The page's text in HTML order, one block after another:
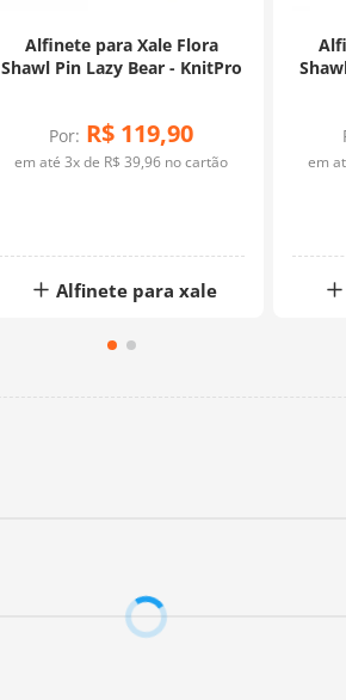
Alfinete para Xale Flora
Shawl Pin Lazy Bear - KnitPro
Por: R$ 119,90
em até3x de R$ 39,96 no cartão
Alfinete para xale
em